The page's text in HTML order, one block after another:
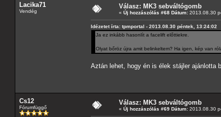
Lacika71
Vendég
Válasz: MK3 sebváltógomb
« Új hozzászólás #68 Dátum: 2013.08.30
Idézetet írta: tpmportal - 2013.08.30 péntek, 13:24:02
Ja ez inkább hasonlít a facelift előttiekre.
Olyat bőröz újra amit belinkeltem? Ha igen, kép van
Aztán lehet, hogy én is élek stájler ajánlotta
Cs12
Fórumfüggő
Válasz: MK3 sebváltógomb
« Új hozzászólás #69 Dátum: 2013.08.30